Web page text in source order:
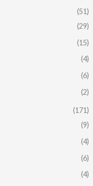
(51)
(29)
(15)
(4)
(6)
(2)
(171)
(9)
(4)
(6)
(4)